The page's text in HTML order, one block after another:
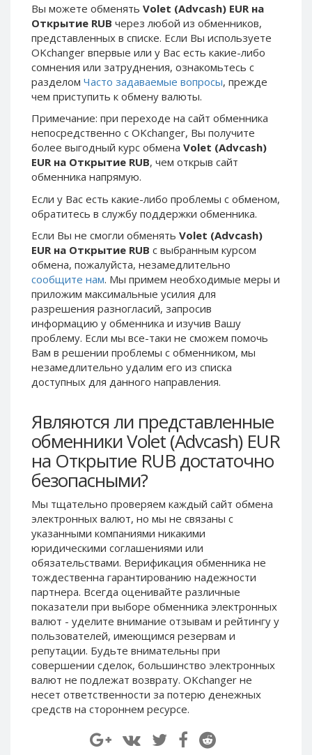
Вы можете обменять Volet (Advcash) EUR на
Открытие RUB через любой из обменников,
представленных в списке. Если Вы используете
OKchanger впервые или у Вас есть какие-либо
сомнения или затруднения, ознакомьтесь с
разделом Часто задаваемые вопросы, прежде
чем приступить к обмену валюты.
Примечание: при переходе на сайт обменника
непосредственно c OKchanger, Вы получите
более выгодный курс обмена Volet (Advcash)
EUR на Открытие RUB, чем открыв сайт
обменника напрямую.
Если у Вас есть какие-либо проблемы с обменом,
обратитесь в службу поддержки обменника.
Если Вы не смогли обменять Volet (Advcash)
EUR на Открытие RUB с выбранным курсом
обмена, пожалуйста, незамедлительно
сообщите нам. Мы примем необходимые меры и
приложим максимальные усилия для
разрешения разногласий, запросив
информацию у обменника и изучив Вашу
проблему. Если мы все-таки не сможем помочь
Вам в решении проблемы c обменником, мы
незамедлительно удалим его из списка
доступных для данного направления.
Являются ли представленные
обменники Volet (Advcash) EUR
на Открытие RUB достаточно
безопасными?
Мы тщательно проверяем каждый сайт обмена
электронных валют, но мы не связаны c
указанными компаниями никакими
юридическими соглашениями или
обязательствами. Верификация обменника не
тождественна гарантированию надежности
партнера. Всегда оценивайте различные
показатели при выборе обменника электронных
валют - уделите внимание отзывам и рейтингу у
пользователей, имеющимся резервам и
репутации. Будьте внимательны при
совершении сделок, большинство электронных
валют не подлежат возврату. OKchanger не
несет ответственности за потерю денежных
средств на стороннем ресурсе.
Skril SEK
Paxum USD
Paxum EUR
Epay USD
Epay EUR
Phone Balance RUB
Phone Balance UAH
Phone Balance AMD
Neteller EUR
Neteller PLN
Neteller GBP
Neteller NOK
Neteller SEK
PaySera USD
PaySera EUR
PaySera PLN
AliPay CNY
Paymer USD
Paymer RUB
Paymer UAH
Capitalist RUB
Capitalist EUR
Payoneer USD
Payoneer EUR
Revolut Binance USD
(BUSD)
Revolut USD
Revolut EUR
Revolut GBP
Global24 UAH
Piastrix RUB
Piastrix USD
Skril SEK
Paxum USD
Epay USD
Epay EUR
Phone Balance RUB
Phone Balance UAH
Phone Balance AMD
Neteller EUR
Neteller PLN
Neteller GBP
Neteller NOK
Neteller SEK
PaySera USD
PaySera EUR
PaySera PLN
Paymer USD
Paymer UAH
Capitalist RUB
Capitalist EUR
Payoneer USD
Payoneer EUR
Revolut Binance USD
(BUSD)
Revolut USD
Revolut EUR
Revolut GBP
Global24 UAH
Piastrix USD